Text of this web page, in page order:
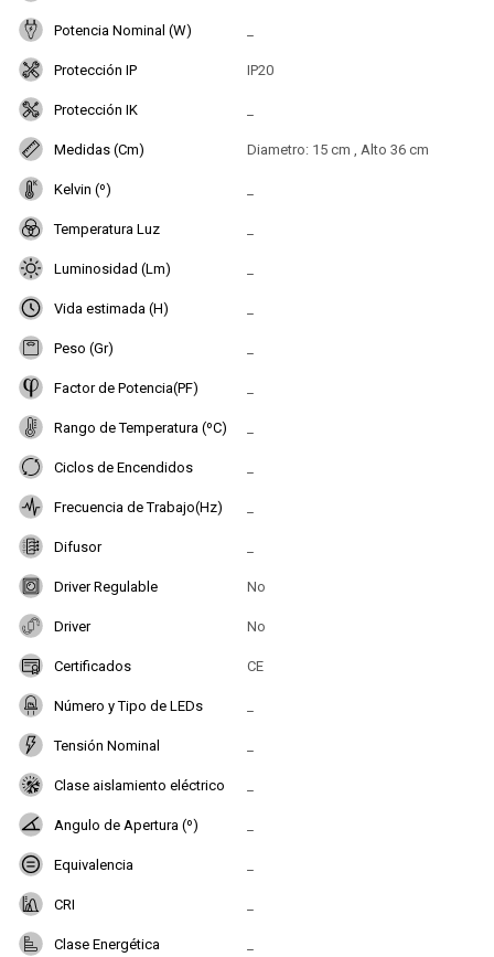
Potencia Nominal (W)
Protección IP IP20
Protección IK
Medidas (Cm) Diametro: 15 cm , Alto 36 cm
Kelvin (º)
Temperatura Luz
Luminosidad (Lm)
Vida estimada (H)
Peso (Gr)
Factor de Potencia(PF)
Rango de Temperatura (ºC)
Ciclos de Encendidos
Frecuencia de Trabajo(Hz)
Difusor
Driver Regulable No
Driver No
Certificados CE
Número y Tipo de LEDs
Tensión Nominal
Clase aislamiento eléctrico
Angulo de Apertura (º)
Equivalencia
CRI
Clase Energética